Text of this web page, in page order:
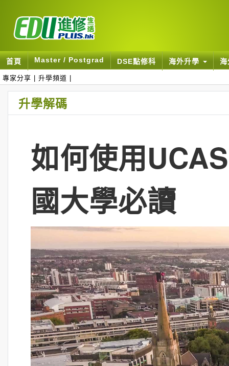
首頁 Master / Postgrad DSE點修科 海外升學
專家分享 升學頻道
升學解碼
如何使用
國大學必讀